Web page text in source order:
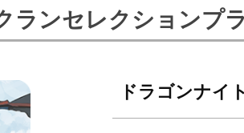
ランセレクションプ
ドラゴンナイ